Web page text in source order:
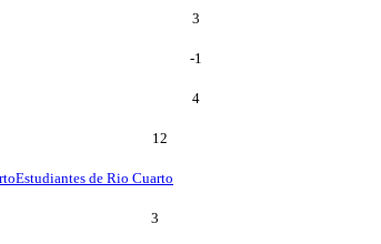
3
-1
4
12
Estudiantes de Rio Cuarto
3